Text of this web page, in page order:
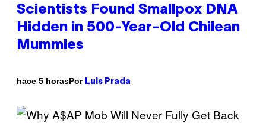
Scientists Found Smallpox DNA
Hidden in 500-Year-Old Chilean
Mummies
hace 5 horasPor Luis Prada